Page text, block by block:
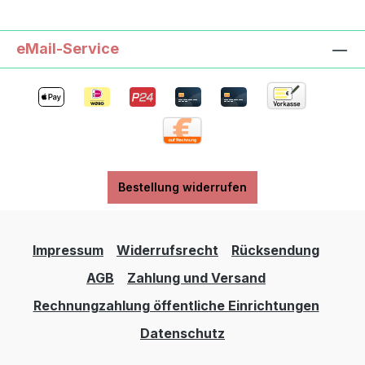
Produktsicherheitsverordnung) Dusyma
GmbHHaubersbronner Str.73614 Schorndorf,
Germany+49 (0) 7181 6003-0info@dusyma.de
https://www.dusyma.com
eMail-Service
Bestellung widerrufen
Impressum Widerrufsrecht
Rücksendung
AGB
Zahlung und Versand
Rechnungzahlung öffentliche Einrichtungen
Datenschutz